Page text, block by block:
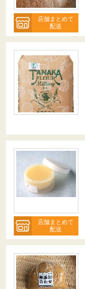
店舗まとめて
配送
店舗まとめて
配送